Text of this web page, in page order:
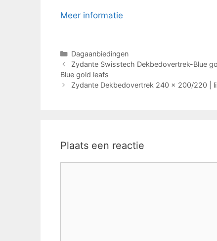
Meer informatie
Categorieën
Dagaanbiedingen
Zydante Swisstech Dekbedovertrek-Blue
Blue gold leafs
Zydante Dekbedovertrek 240 x 200/220 |
Plaats een reactie